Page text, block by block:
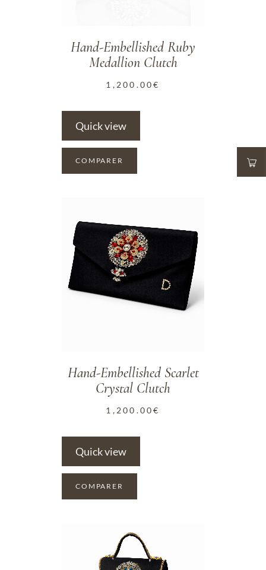
Hand-Embellished Ruby
Medallion Clutch
1,200.00€
Quick view
COMPARER
Hand-Embellished Scarlet
Crystal Clutch
1,200.00€
Quick view
COMPARER